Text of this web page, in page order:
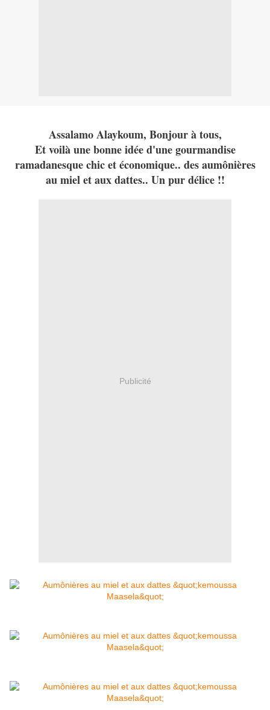
Assalamo Alaykoum, Bonjour à tous,
Et voilà une bonne idée d'une gourmandise
ramadanesque chic et économique.. des aumônières
au miel et aux dattes.. Un pur délice !!
Publicité